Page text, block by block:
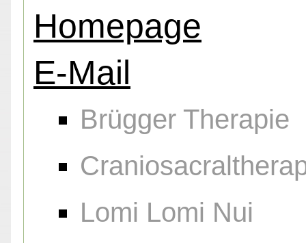
Homepage
E-Mail
Brügger Therapie
Lomi Lomi Nui